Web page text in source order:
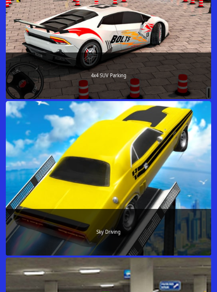
4x4 SUV Parking
Sky Driving